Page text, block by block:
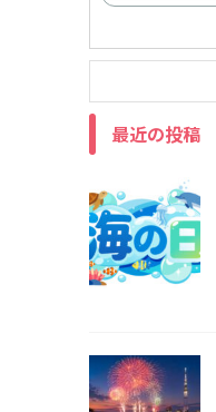
最近の投稿